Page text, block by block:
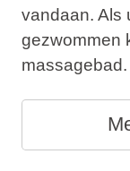
vandaan. Als
gezwommen
massagebad.